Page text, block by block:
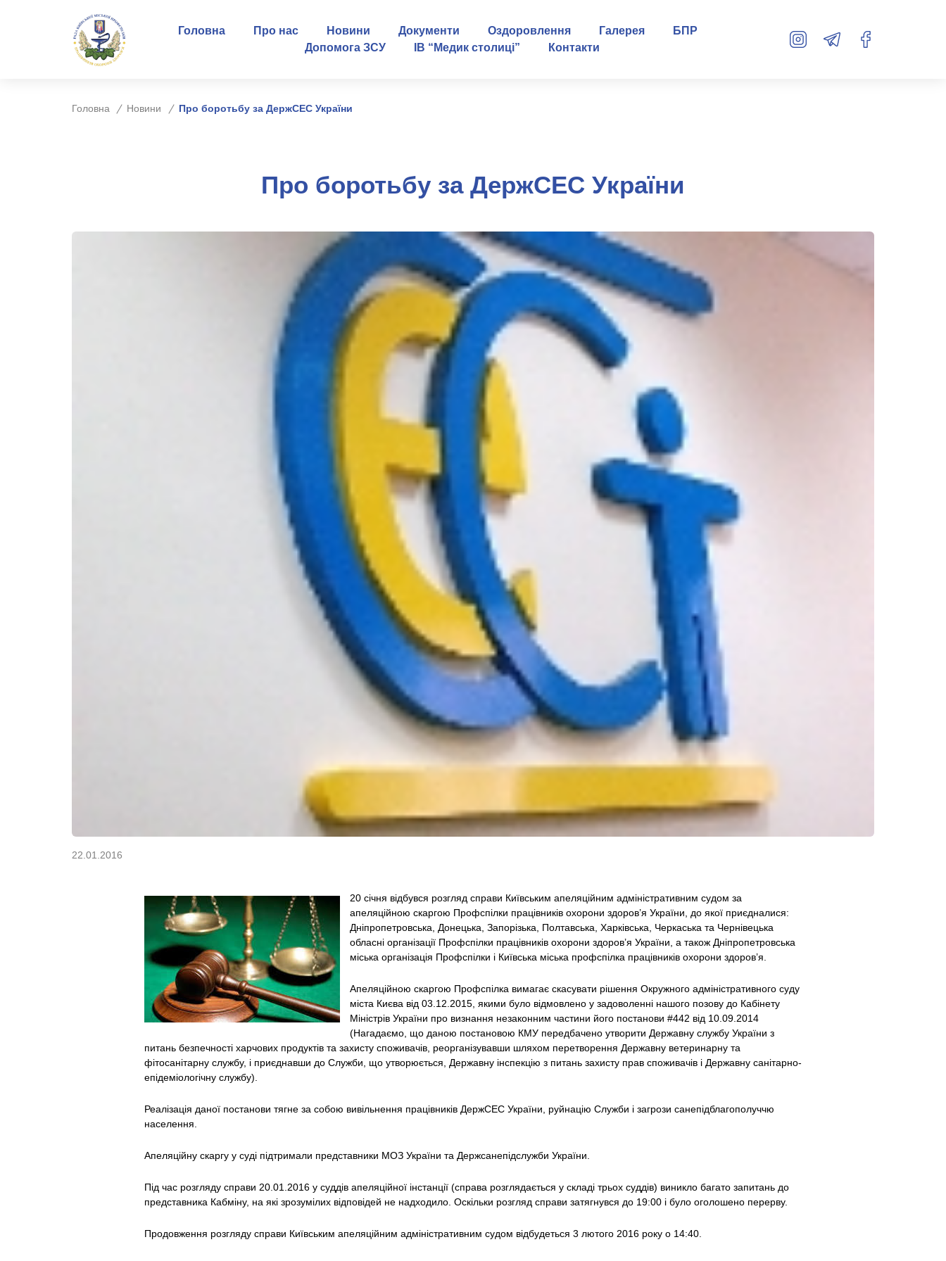
Головна Про нас Новини Документи Оздоровлення Галерея
БПР
Допомога ЗСУ
ІВ “Медик столиці” Контакти
Головна Новини Про боротьбу за ДержСЕС України
Про боротьбу за ДержСЕС України
22.01.2016
20 січня відбувся розгляд справи Київським апеляційним адміністративним судом за
апеляційною скаргою Профспілки працівників охорони здоров’я України, до якої приєдналися:
Дніпропетровська, Донецька, Запорізька, Полтавська, Харківська, Черкаська та Чернівецька
обласні організації Профспілки працівників охорони здоров’я України, а також Дніпропетровська
міська організація Профспілки і Київська міська профспілка працівників охорони здоров’я.
Апеляційною скаргою Профспілка вимагає скасувати рішення Окружного адміністративного суду
міста Києва від 03.12.2015, якими було відмовлено у задоволенні нашого позову до Кабінету
Міністрів України про визнання незаконним частини його постанови #442 від 10.09.2014
(Нагадаємо, що даною постановою КМУ передбачено утворити Державну службу України з
питань безпечності харчових продуктів та захисту споживачів, реорганізувавши шляхом перетворення Державну ветеринарну та
фітосанітарну службу, і приєднавши до Служби, що утворюється, Державну інспекцію з питань захисту прав споживачів і Державну санітарно-
епідеміологічну службу).
Реалізація даної постанови тягне за собою вивільнення працівників ДержСЕС України, руйнацію Служби і загрози санепідблагополуччю
населення.
Апеляційну скаргу у суді підтримали представники МОЗ України та Держсанепідслужби України.
Під час розгляду справи 20.01.2016 у суддів апеляційної інстанції (справа розглядається у складі трьох суддів) виникло багато запитань до
представника Кабміну, на які зрозумілих відповідей не надходило. Оскільки розгляд справи затягнувся до 19:00 і було оголошено перерву.
Продовження розгляду справи Київським апеляційним адміністративним судом відбудеться 3 лютого 2016 року о 14:40.